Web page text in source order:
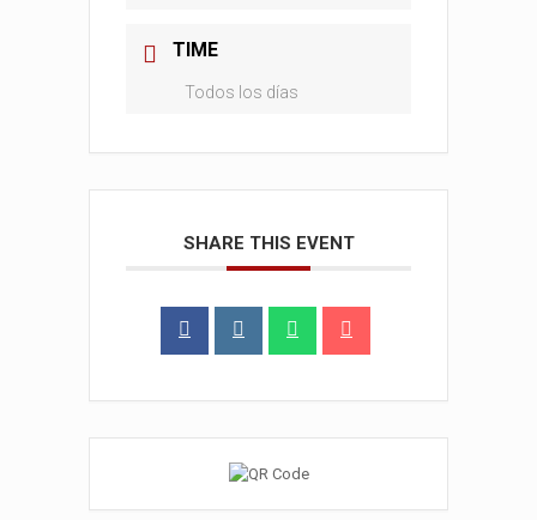
TIME
Todos los días
SHARE THIS EVENT